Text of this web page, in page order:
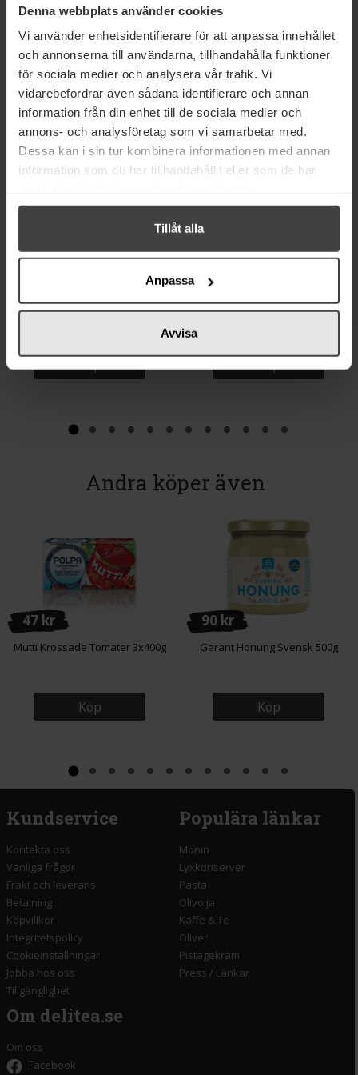
Denna webbplats använder cookies
Vi använder enhetsidentifierare för att anpassa innehållet
och annonserna till användarna, tillhandahålla funktioner
för sociala medier och analysera vår trafik. Vi
vidarebefordrar även sådana identifierare och annan
information från din enhet till de sociala medier och
annons- och analysföretag som vi samarbetar med.
Dessa kan i sin tur kombinera informationen med annan
information som du har tillhandahållit eller som de har
Tillåt alla
Anpassa
Avvisa
Från samma varumärke
Johnny's Senap Mango &
Köp
23 kr
Johnny's Senap Chipotle & Svart
Köp
Andra köper även
47 kr
Mutti Krossade Tomater 3x400g
Köp
90 kr
Garant Honung Svensk 500g
Köp
Kundservice
Kontakta oss
Vanliga frågor
Frakt och leverans
Betalning
Köpvillkor
Integritetspolicy
Cookieinställningar
Jobba hos oss
Tillgänglighet
Populära länkar
Monin
Lyxkonserver
Pasta
Olivolja
Kaffe & Te
Oliver
Pistagekräm
Press / Länkar
Om delitea.se
Om oss
Facebook